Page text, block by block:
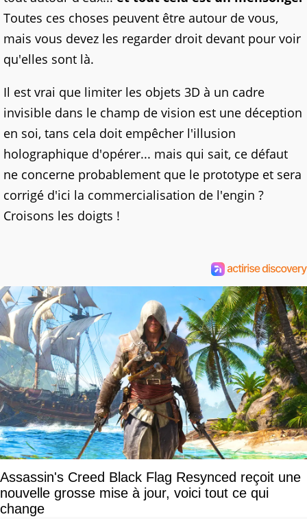
Toutes ces choses peuvent être autour de vous,
mais vous devez les regarder droit devant pour voir
qu'elles sont là.
Il est vrai que limiter les objets 3D à un cadre
invisible dans le champ de vision est une déception
en soi, tans cela doit empêcher l'illusion
holographique d'opérer... mais qui sait, ce défaut
ne concerne probablement que le prototype et sera
corrigé d'ici la commercialisation de l'engin ?
Croisons les doigts !
Assassin's Creed Black Flag Resynced reçoit une
nouvelle grosse mise à jour, voici tout ce qui
change